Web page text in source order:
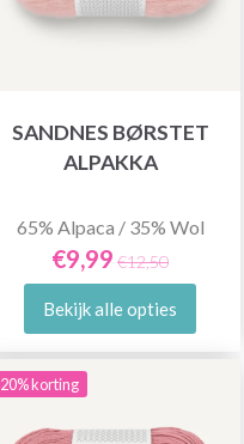
SANDNES BØRSTET
ALPAKKA
65% Alpaca / 35% Wol
€9,99 €12,50
Bekijk alle opties
20% korting